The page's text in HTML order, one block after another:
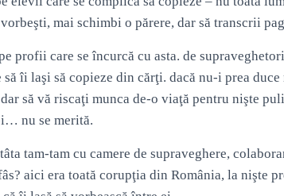
mai schimbi o părere, dar să transcrii
profii care se încurcă cu asta. de
să îi laşi să copieze din cărţi. dacă nu-i prea
să vă riscaţi munca de-o viaţă pentru nişte
nu se merită.
tam-tam cu camere de supraveghere,
aici era toată corupţia din România, la nişte